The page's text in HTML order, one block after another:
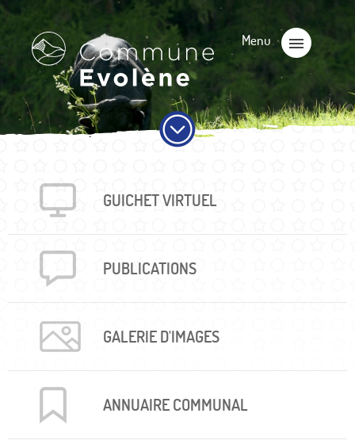
GUICHET VIRTUEL
PUBLICA­TIONS
GALERIE D'IMAGES
ANNUAIRE COMMUNAL